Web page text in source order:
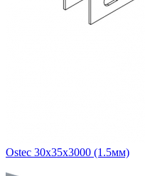
Ostec 30х35х3000 (1.5мм)